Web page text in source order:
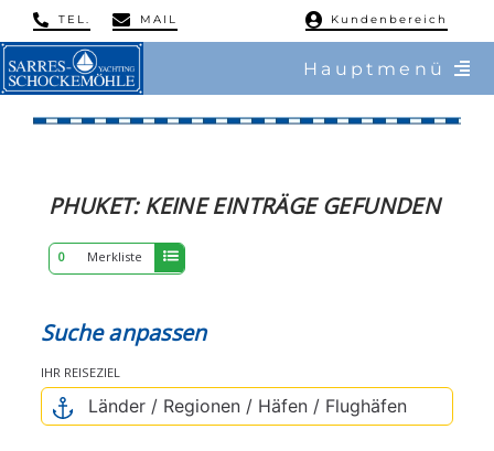
Skip
to
content
TEL. MAIL Kundenbereich
Hauptmenü
/ Charter
/ Flottillen
/ Mitsegeln
PHUKET: KEINEEINTRÄGE GEFUNDEN
0 Merkliste
Suche anpassen
IHR REISEZIEL